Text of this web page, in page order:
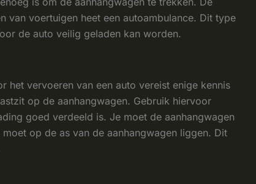
van voertuigen heet een autoambulance. Dit type
de auto veilig geladen kan worden.
het vervoeren van een auto vereist enige kennis
op de aanhangwagen. Gebruik hiervoor
goed verdeeld is. Je moet de aanhangwagen
op de as van de aanhangwagen liggen. Dit